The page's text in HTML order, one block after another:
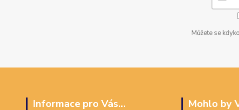
Můžete se
Informace pro Vás... Mohlo by